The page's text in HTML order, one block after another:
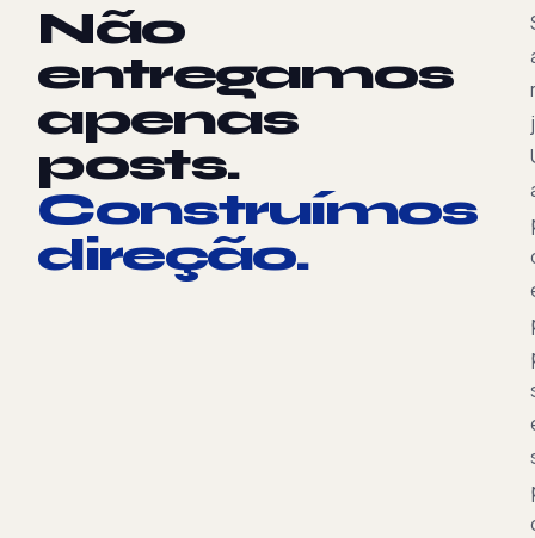
Não
entregamos
apenas
posts.
Construímos
direção.